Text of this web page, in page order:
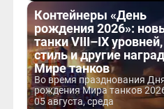
Контейнеры «День
рождения 2026»:
танки VIII–IX уровней,
стиль и другие
Мире танков
Во время празднования
рождения Мира танков
05 августа, среда